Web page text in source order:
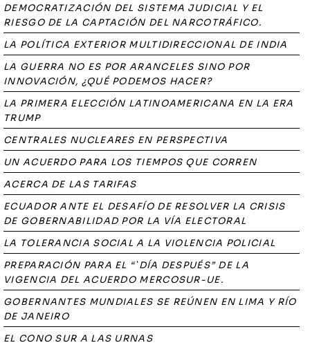
DEMOCRATIZACIÓN DEL SISTEMA JUDICIAL Y EL
RIESGO DE LA CAPTACIÓN DEL NARCOTRÁFICO.
LA POLÍTICA EXTERIOR MULTIDIRECCIONAL DE INDIA
LA GUERRA NO ES POR ARANCELES SINO POR
INNOVACIÓN, ¿QUÉ PODEMOS HACER?
LA PRIMERA ELECCIÓN LATINOAMERICANA EN LA ERA
TRUMP
CENTRALES NUCLEARES EN PERSPECTIVA
UN ACUERDO PARA LOS TIEMPOS QUE CORREN
ACERCA DE LAS TARIFAS
ECUADOR ANTE EL DESAFÍO DE RESOLVER LA CRISIS
DE GOBERNABILIDAD POR LA VÍA ELECTORAL
LA TOLERANCIA SOCIAL A LA VIOLENCIA POLICIAL
PREPARACIÓN PARA EL “`DÍA DESPUÉS” DE LA
VIGENCIA DEL ACUERDO MERCOSUR-UE.
GOBERNANTES MUNDIALES SE REÚNEN EN LIMA Y RÍO
DE JANEIRO
EL CONO SUR A LAS URNAS